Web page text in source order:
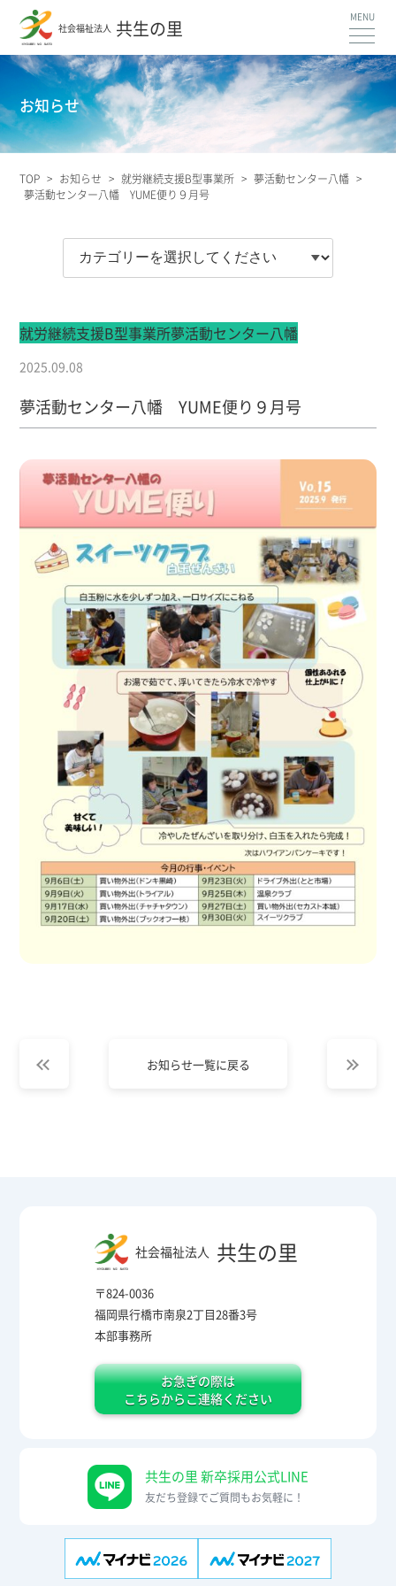
社会福祉法人 共生の里
お知らせ
TOP > お知らせ > 就労継続支援B型事業所 > 夢活動センター八幡 >
夢活動センター八幡 YUME便り９月号
就労継続支援B型事業所夢活動センター八幡
2025.09.08
夢活動センター八幡 YUME便り９月号
お知らせ一覧に戻る
社会福祉法人 共生の里
〒824-0036
福岡県行橋市南泉2丁目28番3号
本部事務所
お急ぎの際は
こちらからこ連絡ください
共生の里 新卒採用公式LINE
友だち登録でご質問もお気軽に！